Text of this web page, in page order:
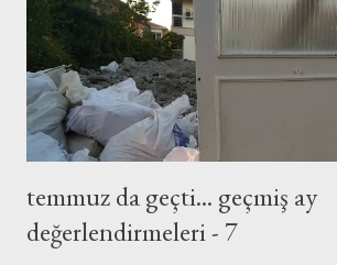
adet değerlendirme yayınladım. 12.
terslik olmaz ise... 2020 dilekleri ise, aslında
temmuz da geçti... geçmiş ay
değerlendirmeleri - 7